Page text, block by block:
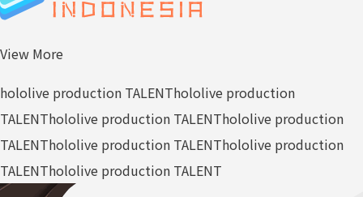
View More
hololive production TALENThololive production
TALENThololive production TALENThololive production
TALENThololive production TALENThololive production
TALENThololive production TALENT